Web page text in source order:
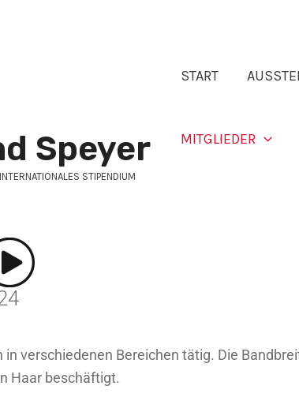
Speyer
STIPENDIUM
START
MITGLIEDER
verschiedenen Bereichen tätig. Die
Haar beschäftigt.